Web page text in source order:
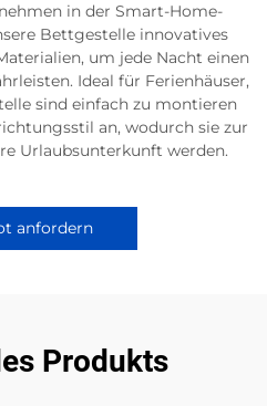
in der Smart-Home-
Bettgestelle innovatives
um jede Nacht einen
Ideal für Ferienhäuser,
sind einfach zu montieren
an, wodurch sie zur
Urlaubsunterkunft werden.
anfordern
Produkts